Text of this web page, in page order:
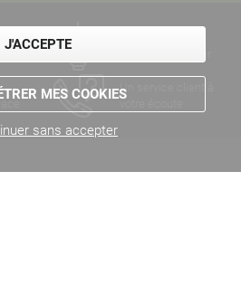
Un service client à
votre écoute
J'ACCEPTE
MES COOKIES
sans accepter